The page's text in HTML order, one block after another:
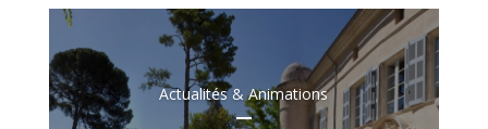
Actualités & Animations